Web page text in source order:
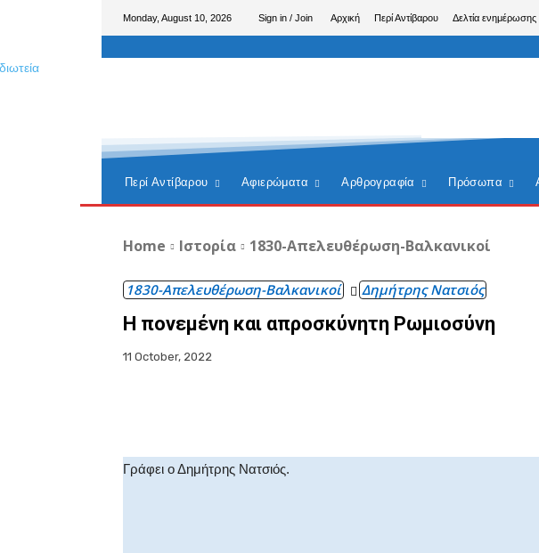
Monday, August 10, 2026 Sign in / Join Αρχική Περί Αντίβαρου Δελτία ενημέρωσης
Περί Αντίβαρου Αφιερώματα Αρθρογραφία Πρόσωπα
Home Ιστορία 1830-Απελευθέρωση-Βαλκανικοί
1830-Απελευθέρωση-Βαλκανικοί Δημήτρης Νατσιός
Η πονεμένη και απροσκύνητη Ρωμιοσύνη
11 October, 2022
Γράφει ο Δημήτρης Νατσιός.